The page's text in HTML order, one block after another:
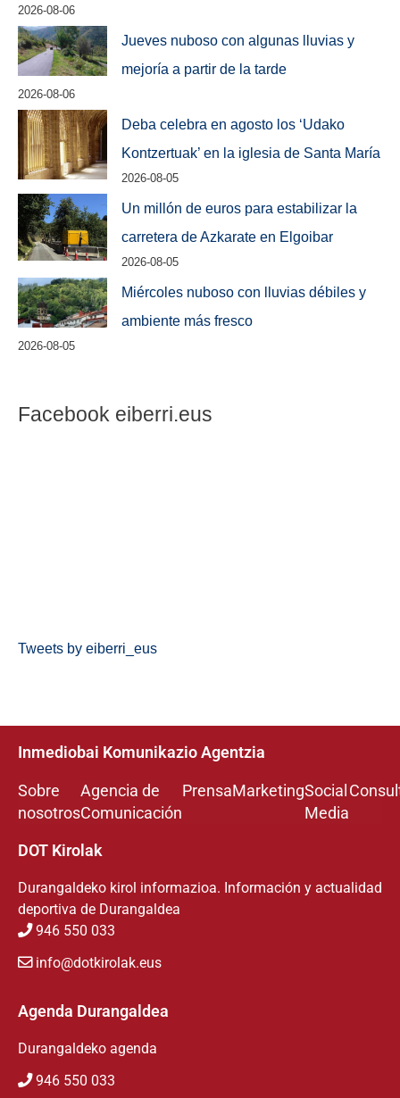
2026-08-06
Jueves nuboso con algunas lluvias y
mejoría a partir de la tarde
2026-08-06
Deba celebra en agosto los ‘Udako
Kontzertuak’ en la iglesia de Santa María
2026-08-05
Un millón de euros para estabilizar la
carretera de Azkarate en Elgoibar
2026-08-05
Miércoles nuboso con lluvias débiles y
ambiente más fresco
2026-08-05
Facebook eiberri.eus
Tweets by eiberri_eus
Inmediobai Komunikazio Agentzia
Sobre
nosotros
Agencia de
Comunicación
PrensaMarketingSocial
Media
DOT Kirolak
Durangaldeko kirol informazioa. Información y actualidad
deportiva de Durangaldea
946 550 033
info@dotkirolak.eus
Agenda Durangaldea
Durangaldeko agenda
946 550 033